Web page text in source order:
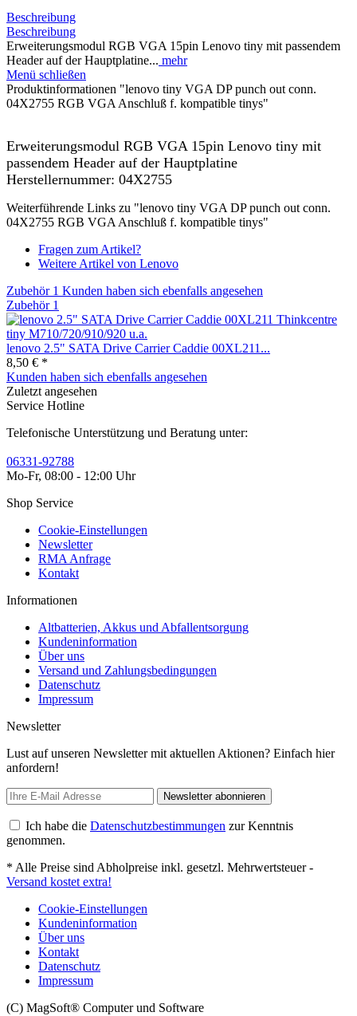
Beschreibung
Beschreibung
Erweiterungsmodul RGB VGA 15pin Lenovo tiny mit passendem
Header auf der Hauptplatine... mehr
Menü schließen
Produktinformationen "lenovo tiny VGA DP punch out conn.
04X2755 RGB VGA Anschluß f. kompatible tinys"
Erweiterungsmodul RGB VGA 15pin Lenovo tiny mit
passendem Header auf der Hauptplatine
Herstellernummer: 04X2755
Weiterführende Links zu "lenovo tiny VGA DP punch out conn.
04X2755 RGB VGA Anschluß f. kompatible tinys"
Fragen zum Artikel?
Weitere Artikel von Lenovo
Zubehör 1 Kunden haben sich ebenfalls angesehen
Zubehör 1
lenovo 2.5" SATA Drive Carrier Caddie 00XL211...
8,50 € *
Kunden haben sich ebenfalls angesehen
Zuletzt angesehen
Service Hotline
Telefonische Unterstützung und Beratung unter:
06331-92788
Mo-Fr, 08:00 - 12:00 Uhr
Shop Service
Cookie-Einstellungen
Newsletter
RMA Anfrage
Kontakt
Informationen
Altbatterien, Akkus und Abfallentsorgung
Kundeninformation
Über uns
Versand und Zahlungsbedingungen
Datenschutz
Impressum
Newsletter
Lust auf unseren Newsletter mit aktuellen Aktionen? Einfach hier
anfordern!
Newsletter abonnieren
Ich habe die Datenschutzbestimmungen zur Kenntnis
genommen.
* Alle Preise sind Abholpreise inkl. gesetzl. Mehrwertsteuer -
Versand kostet extra!
Cookie-Einstellungen
Kundeninformation
Über uns
Kontakt
Datenschutz
Impressum
(C) MagSoft® Computer und Software